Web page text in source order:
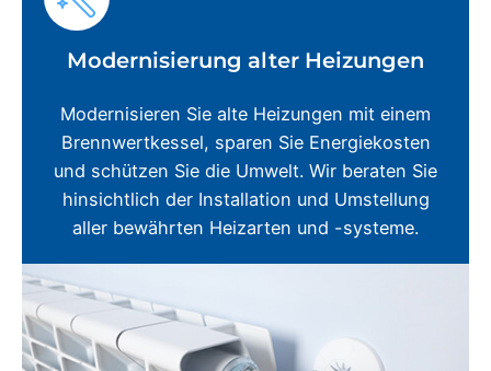
Modernisierung alter Heizungen
Modernisieren Sie alte Heizungen mit einem
Brennwertkessel, sparen Sie Energiekosten
und schützen Sie die Umwelt. Wir beraten Sie
hinsichtlich der Installation und Umstellung
aller bewährten Heizarten und -systeme.